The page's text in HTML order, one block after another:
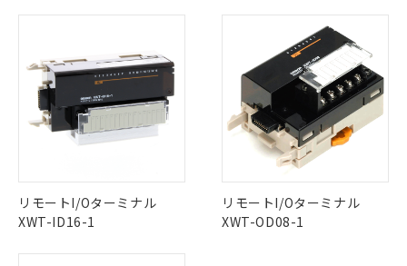
"対応済み"や非含有の記載がされた商品であっても、流通
在庫等で未対応品が混在する可能性があります。
非含有品が必要な際は、弊社営業部門もしくは販売店へお
問い合わせください。
この製品のRoHS/REACH対応状況ページへ
リモートI/Oターミナル
XWT-ID16-1
リモートI/Oターミナル
XWT-OD08-1
本サービスは、当社制御機器事業取扱
商品の当社在庫状況および標準価格
(税抜)を提供させていただくもので
す。
当社制御機器事業取扱商品の中には、
本サービスの対象外となる商品もある
ことをご了承ください。
在庫状況および標準価格照会結果は、
記載している更新日時点での社内デー
覧された時点での実際の在庫および標
準価格とは異なる場合があることをご
非含有の対応状況を調査中または確認中の
非該当品：ライセンス料など無形物で、有
害物質有無と関係のない商品です。
仕入先様の事情により、非含有部品として
いたものが、含有品と判明した場合などや
むを得ず変更することがあります。
*EU RoHS指令（10物質）：
鉛(Pb) 1000ppm以下、 水銀(Hg) 1000ppm以下、 カド
ミウム(Cd) 100ppm以下、
六価クロム(Cr(Ⅵ)) 1000ppm以下、ポリ臭化ビフェニル
「○」：最大均質材料含有率が中国RoHSの
基準値以下であることを示します。
「×」：最大均質材料含有率が中国RoHSの
基準値を超えていることを示します。
「－」：未確認です。当社販売部門へお問
*中国RoHS10物質の基準値 (GB/T26572)：
Pb(鉛) :1000ppm、 Hg(水銀) : 1000ppm、 Cd(カドミウ
ム) : 100ppm、
ニル類) : 1000ppm、 PBDEs(ポリ臭化ジフェニルエーテ
当社は、これら貴社製品のうち、外国
為替および外国貿易法に定める商品
（以下｢規制貨物等」という）を輸出
または国外への提供する場合は、日本
国政府の輸出許可(または役務取引許
可)を取得するなどの必要な手続きを
号
○ 一定数以上の在庫あり